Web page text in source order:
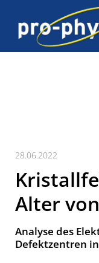
28.06.2022
Alter
Analyse des
Defektzentren